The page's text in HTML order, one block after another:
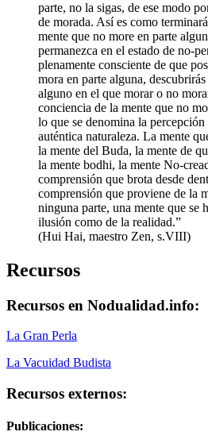
parte, no la sigas, de ese modo
de morada. Así es como
mente que no more en parte
permanezca en el estado de no-
plenamente consciente de que
mora en parte alguna,
alguno en el que morar o no
conciencia de la mente que no
lo que se denomina la percepción
auténtica naturaleza. La mente
la mente del Buda, la mente de
la mente bodhi, la mente No-
comprensión que brota desde
comprensión que proviene de la
ninguna parte, una mente que se
ilusión como de la realidad.”
(Hui Hai, maestro Zen, s.VIII)
Recursos
Recursos en Nodualidad.info:
La Gran Perla
La Vacuidad Budista
Recursos externos:
Publicaciones: